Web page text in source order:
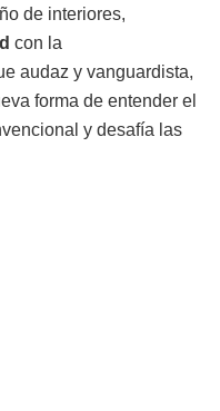
de interiores,
con la
audaz y vanguardista,
forma de entender el
y desafía las